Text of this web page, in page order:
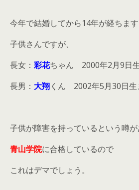
今年で結婚してから14年が経ちます
子供さんですが、
長女： 彩花ちゃん 2000年2月9日
長男： 大翔くん 2002年5月30日
子供が障害を持っているという噂が
青山学院に合格しているので
これはデマでしょう。